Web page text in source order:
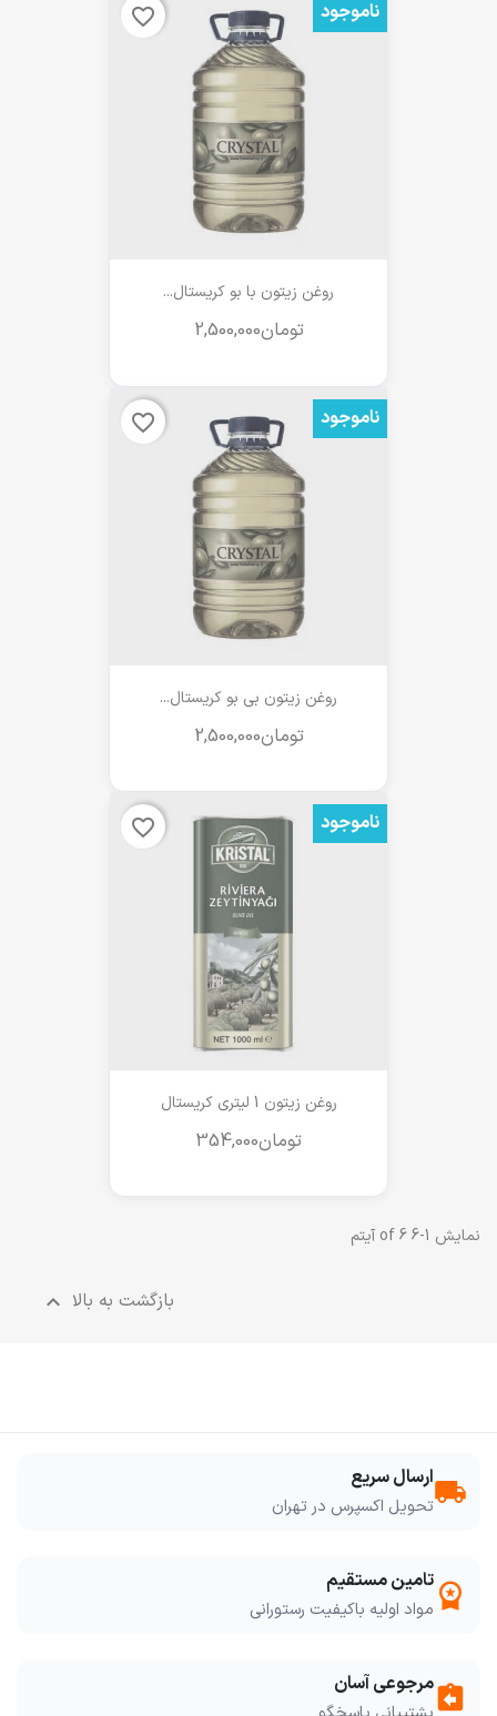
روغن زیتون با بو کریستال...
‎تومان2,500,000
ناموجود favorite_border
روغن زیتون بی بو کریستال...
‎تومان2,500,000
ناموجود favorite_border
روغن زیتون 1 لیتری کریستال
ناموجود favorite_border
نمایش 1-6 of 6 آیتم
بازگشت به بالا 
local_shippingارسال سریع
تحویل اکسپرس در تهران
workspace_premium تامین مستقیم
مواد اولیه باکیفیت رستورانی
assignment_returnمرجوعی آسان